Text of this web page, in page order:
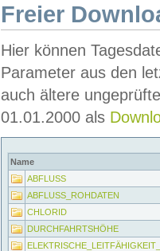
Freier
Hier können
Parameter aus den
auch ältere
01.01.2000 als
Name
ABFLUSS
ABFLUSS_ROHDATEN
CHLORID
DURCHFAHRTSHÖHE